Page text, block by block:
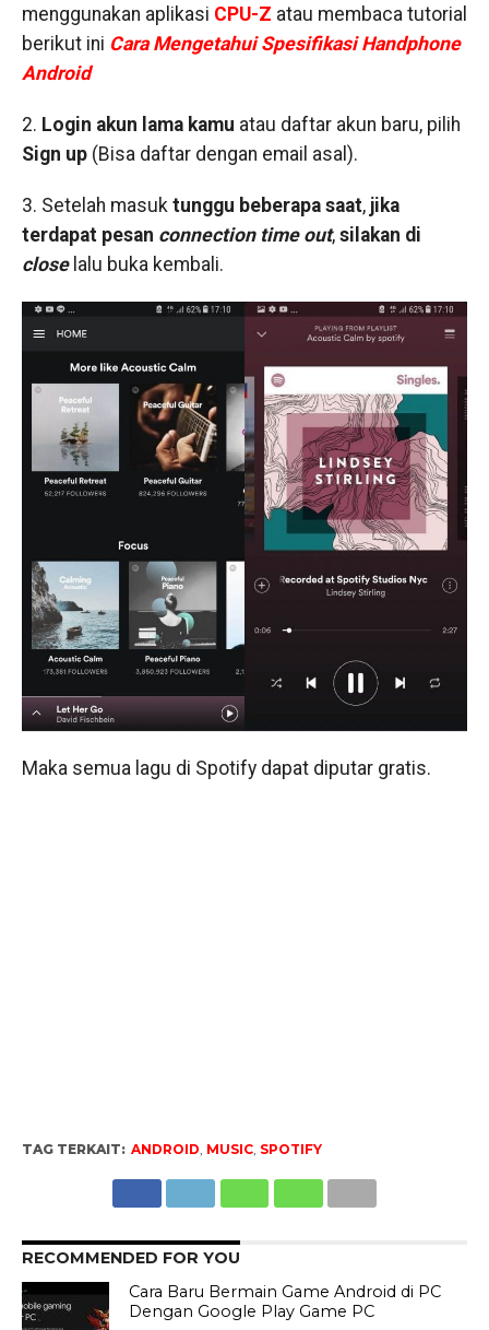
menggunakan aplikasi CPU-Z atau membaca tutorial
berikut ini Cara Mengetahui Spesifikasi Handphone
Android
2. Login akun lama kamu atau daftar akun baru, pilih
Sign up(Bisa daftar dengan email asal).
3. Setelah masuk tunggu beberapa saat, jika
terdapat pesan connection time out, silakan di
closelalu buka kembali.
Maka semua lagu di Spotify dapat diputar gratis.
TAG TERKAIT: ANDROID MUSIC, SPOTIFY
RECOMMENDED FOR YOU
Cara Baru Bermain Game Android di PC
Dengan Google Play Game PC